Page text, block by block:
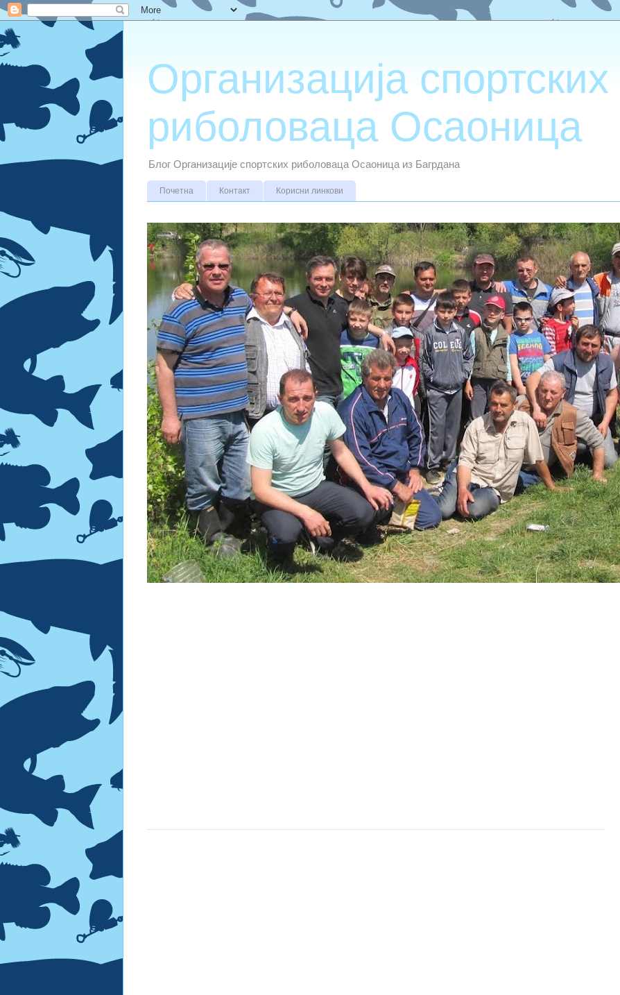
Организација спортских
риболоваца Осаоница
Блог Организације спортских риболоваца Осаоница из Багрдана
Почетна Контакт Корисни линкови